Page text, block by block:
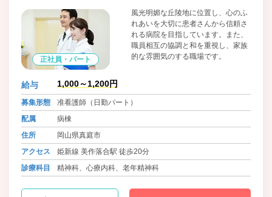
正社員・パート
風光明媚な丘陵地に位置し、心のふ
れあいを大切に患者さんから信頼さ
れる病院を目指しています。また、
職員相互の協調と和を重視し、家族
的な雰囲気のする職場です。
給与 1,000～1,200円
募集形態
准看護師（日勤パート）
配属
病棟
住所
岡山県真庭市
アクセス
姫新線 美作落合駅 徒歩20分
診療科目
精神科、心療内科、老年精神科